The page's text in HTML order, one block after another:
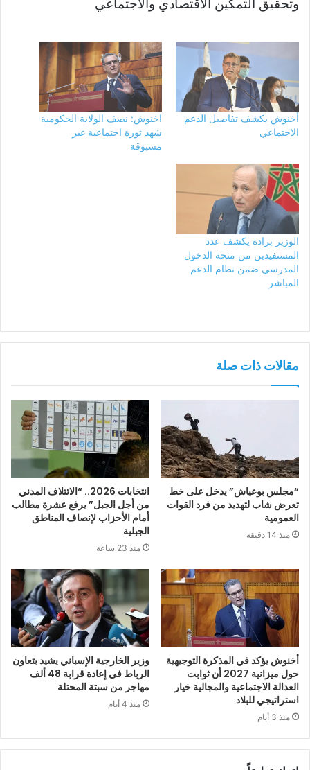
وتحقيق التمكين الاقتصادي والاجتماعي
أخنوش يكشف تفاصيل الدعم
الاجتماعي
اخنوش: نصف الولاية الحكومية
شهد ثورة اجتماعية غير
مسبوقة
الوزير برادة يكشف عدد
المستفيدين من منحة الدخول
المدرسي ضمن نظام الدعم
المباشر
مقالات ذات صلة
“مجلس بوعياش” يدخل على خط
تعرض شاب لتهديد من فرد القوات
العمومية
منذ 14 دقيقة
انتخابات 2026.. “الائتلاف المدني
من أجل الجبل” يرفع عشرة مطالب
أمام الأحزاب لإنصاف المناطق
الجبلية
منذ 23 ساعة
أخنوش يؤكد في المذكرة التوجيهية
حول ميزانية 2027 أن ثوابت
العدالة الاجتماعية والمجالية خيار
استراتيجي للبلاد
منذ 3 أيام
وزير الخارجية الإسباني يشيد بتعاون
الرباط في إعادة قرابة 48 ألف
مهاجر من سبتة المحتلة
منذ 4 أيام